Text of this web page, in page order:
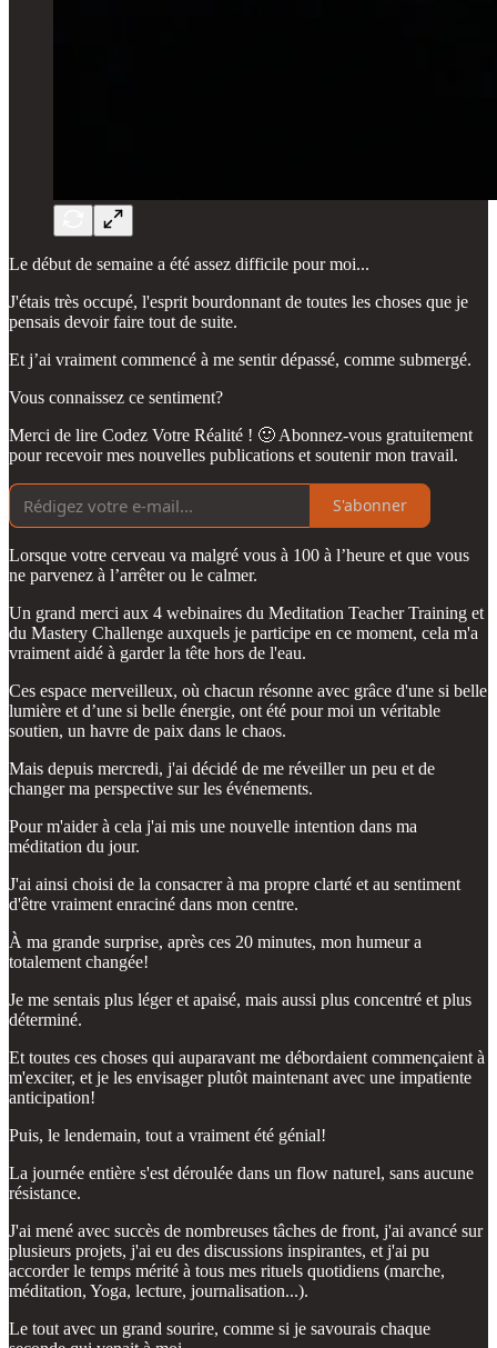
Le début de semaine a été assez difficile pour moi...
J'étais très occupé, l'esprit bourdonnant de toutes les choses que je
pensais devoir faire tout de suite.
Et j’ai vraiment commencé à me sentir dépassé, comme submergé.
Vous connaissez ce sentiment?
Merci de lire Codez Votre Réalité ! 🙂 Abonnez-vous gratuitement
pour recevoir mes nouvelles publications et soutenir mon travail.
S'abonner
Lorsque votre cerveau va malgré vous à 100 à l’heure et que vous
ne parvenez à l’arrêter ou le calmer.
Un grand merci aux 4 webinaires du Meditation Teacher Training et
du Mastery Challenge auxquels je participe en ce moment, cela m'a
vraiment aidé à garder la tête hors de l'eau.
Ces espace merveilleux, où chacun résonne avec grâce d'une si belle
lumière et d’une si belle énergie, ont été pour moi un véritable
soutien, un havre de paix dans le chaos.
Mais depuis mercredi, j'ai décidé de me réveiller un peu et de
changer ma perspective sur les événements.
Pour m'aider à cela j'ai mis une nouvelle intention dans ma
méditation du jour.
J'ai ainsi choisi de la consacrer à ma propre clarté et au sentiment
d'être vraiment enraciné dans mon centre.
À ma grande surprise, après ces 20 minutes, mon humeur a
totalement changée!
Je me sentais plus léger et apaisé, mais aussi plus concentré et plus
déterminé.
Et toutes ces choses qui auparavant me débordaient commençaient à
m'exciter, et je les envisager plutôt maintenant avec une impatiente
anticipation!
Puis, le lendemain, tout a vraiment été génial!
La journée entière s'est déroulée dans un flow naturel, sans aucune
résistance.
J'ai mené avec succès de nombreuses tâches de front, j'ai avancé sur
plusieurs projets, j'ai eu des discussions inspirantes, et j'ai pu
accorder le temps mérité à tous mes rituels quotidiens (marche,
méditation, Yoga, lecture, journalisation...).
Le tout avec un grand sourire, comme si je savourais chaque